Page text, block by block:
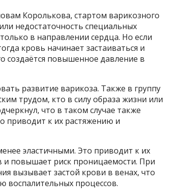
Королькова, стартом варикозного
недостаточность специальных
в направлении сердца. Но если
кровь начинает застаиваться и
создаётся повышенное давление в
развитие варикоза. Также в группу
трудом, кто в силу образа жизни или
что в таком случае также
приводит к их растяжению и
эластичными. Это приводит к их
повышает риск проницаемости. При
вызывает застой крови в венах, что
воспалительных процессов.